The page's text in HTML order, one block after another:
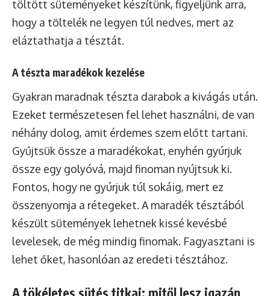
töltött süteményeket készítünk, figyeljünk arra,
hogy a töltelék ne legyen túl nedves, mert az
eláztathatja a tésztát.
A tészta maradékok kezelése
Gyakran maradnak tészta darabok a kivágás után.
Ezeket természetesen fel lehet használni, de van
néhány dolog, amit érdemes szem előtt tartani.
Gyűjtsük össze a maradékokat, enyhén gyúrjuk
össze egy golyóvá, majd finoman nyújtsuk ki.
Fontos, hogy ne gyúrjuk túl sokáig, mert ez
összenyomja a rétegeket. A maradék tésztából
készült sütemények lehetnek kissé kevésbé
levelesek, de még mindig finomak. Fagyasztani is
lehet őket, hasonlóan az eredeti tésztához.
A tökéletes sütés titkai: mitől lesz igazán